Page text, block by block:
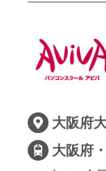
大阪府
大阪府